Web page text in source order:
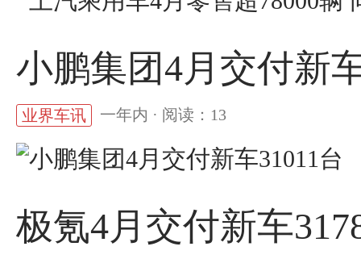
小鹏集团4月交付新
业界车讯 一年内 · 阅读：13
极氪4月交付新车